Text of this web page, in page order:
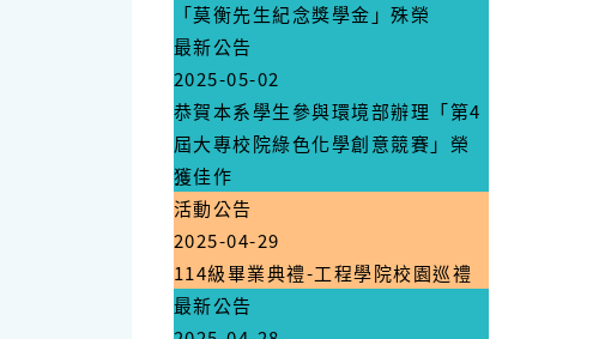
「莫衡先生紀念獎學金」殊榮
最新公告
2025-05-02
恭賀本系學生參與環境部辦理「第4
屆大專校院綠色化學創意競賽」榮
獲佳作
活動公告
2025-04-29
114級畢業典禮-工程學院校園巡禮
最新公告